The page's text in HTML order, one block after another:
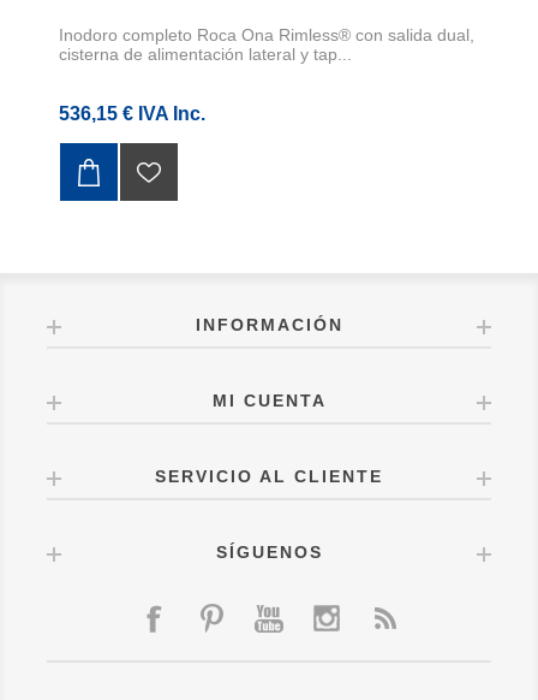
Inodoro completo Roca Ona Rimless® con salida dual,
cisterna de alimentación lateral y tap...
536,15 € IVA Inc.
INFORMACIÓN
MI CUENTA
SERVICIO AL CLIENTE
SÍGUENOS